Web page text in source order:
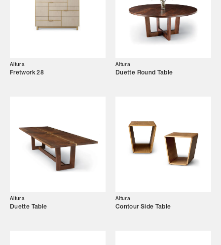
Altura
Fretwork 28
Altura
Duette Round Table
Altura
Duette Table
Altura
Contour Side Table